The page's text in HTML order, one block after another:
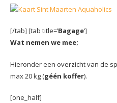
[/tab] [tab title=’Bagage‘]
Wat nemen we mee;
Hieronder een overzicht van de
max 20 kg (géén koffer).
[one_half]